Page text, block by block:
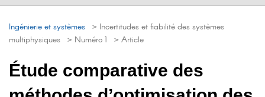
Ingénierie et systèmes > Incertitudes et fiabilité des systèmes
multiphysiques > Numéro 1 > Article
Étude comparative des